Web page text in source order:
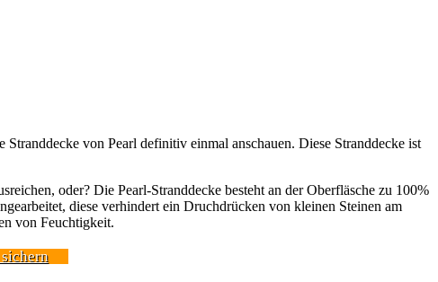
von Pearl definitiv einmal anschauen. Diese Stranddecke ist
oder? Die Pearl-Stranddecke besteht an der Oberfläsche zu 100%
diese verhindert ein Druchdrücken von kleinen Steinen am
von Feuchtigkeit.